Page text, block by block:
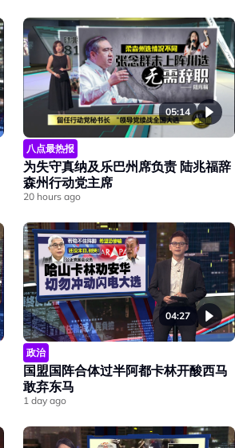
05:14
八点最热报
为失守真纳及乐巴州席负责 陆兆福辞
森州行动党主席
20 hours ago
04:27
政治
国盟国阵合体过半阿都卡林开酸西马
敢弃东马
1 day ago